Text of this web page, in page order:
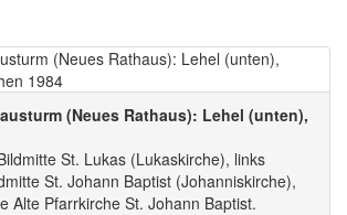
(Neues Rathaus): Lehel (unten),
St. Lukas (Lukaskirche), links
St. Johann Baptist (Johanniskirche),
Alte Pfarrkirche St. Johann Baptist.